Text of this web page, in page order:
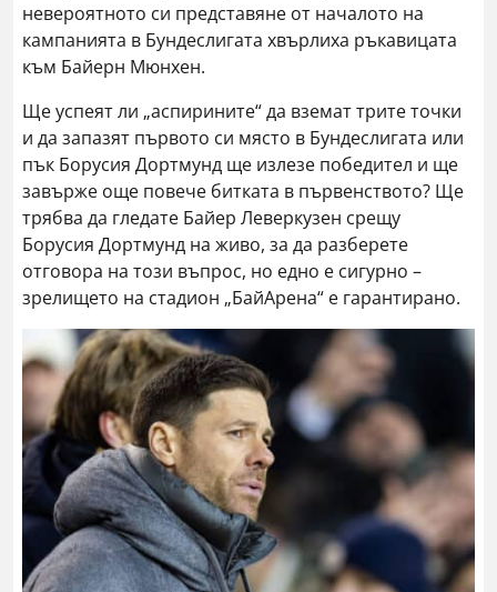
невероятното си представяне от началото на
кампанията в Бундеслигата хвърлиха ръкавицата
към Байерн Мюнхен.
Ще успеят ли „аспирините“ да вземат трите точки
и да запазят първото си място в Бундеслигата или
пък Борусия Дортмунд ще излезе победител и ще
завърже още повече битката в първенството? Ще
трябва да гледате Байер Леверкузен срещу
Борусия Дортмунд на живо, за да разберете
отговора на този въпрос, но едно е сигурно –
зрелището на стадион „БайАрена“ е гарантирано.